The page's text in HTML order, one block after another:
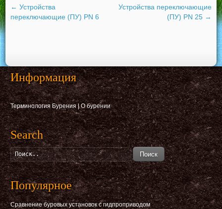
← Устройства
переключающие (ПУ) PN 6
Устройства переключающие
(ПУ) PN 25 →
Информация
Терминология Бурения|О бурении
Search
Поиск
Популярное
Сравнение буровых установок с гидпроприводом